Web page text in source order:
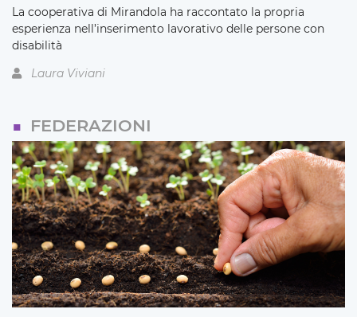
La cooperativa di Mirandola ha raccontato la propria
esperienza nell’inserimento lavorativo delle persone con
disabilità
Laura Viviani
FEDERAZIONI